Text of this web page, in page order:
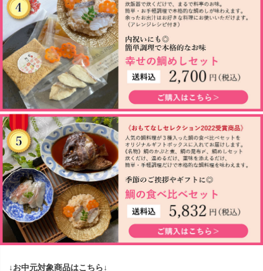
↓お中元対象商品はこちら↓